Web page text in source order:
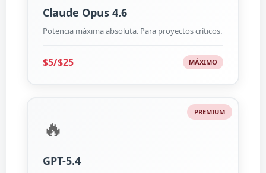
Claude Opus 4.6
Potencia máxima absoluta. Para proyectos críticos.
$5/$25 MÁXIMO
PREMIUM
🔥
GPT-5.4